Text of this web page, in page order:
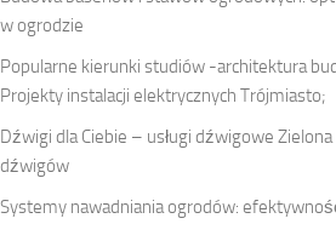
w ogrodzie
Popularne kierunki studiów -architektura
Projekty instalacji elektrycznych Trójmiasto;
Dźwigi dla Ciebie – usługi dźwigowe
dźwigów
Systemy nawadniania ogrodów: